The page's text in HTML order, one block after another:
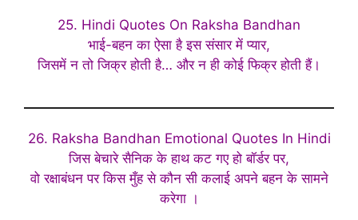
25. Hindi Quotes On Raksha Bandhan
भाई-बहन का ऐसा है इस संसार में प्यार,
जिसमें न तो जिक्र होती है… और न ही कोई फिक्र होती हैं।
26. Raksha Bandhan Emotional Quotes In Hindi
जिस बेचारे सैनिक के हाथ कट गए हो बॉर्डर पर,
वो रक्षाबंधन पर किस मुँह से कौन सी कलाई अपने बहन के सामने
करेगा ।